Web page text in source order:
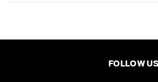
FOLLOW US